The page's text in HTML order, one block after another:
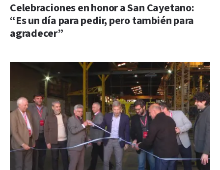
Celebraciones en honor a San Cayetano:
“Es un día para pedir, pero también para
agradecer”